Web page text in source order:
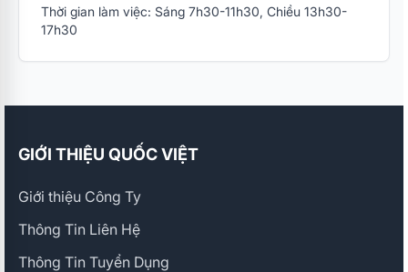
Thời gian làm việc: Sáng 7h30-11h30, Chiều 13h30-
17h30
GIỚI THIỆU QUỐC VIỆT
Giới thiệu Công Ty
Thông Tin Liên Hệ
Thông Tin Tuyển Dụng